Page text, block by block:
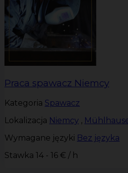
Praca spawacz Niemcy
Kategoria Spawacz
Lokalizacja Niemcy ,
Wymagane języki Bez języka
Stawka 14 - 16 € / h